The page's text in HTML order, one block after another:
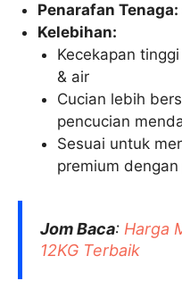
Penarafan Tenaga:
Kelebihan:
Kecekapan
& air
Cucian lebih
pencucian
Sesuai untuk
premium
Jom Baca: Harga
12KG Terbaik